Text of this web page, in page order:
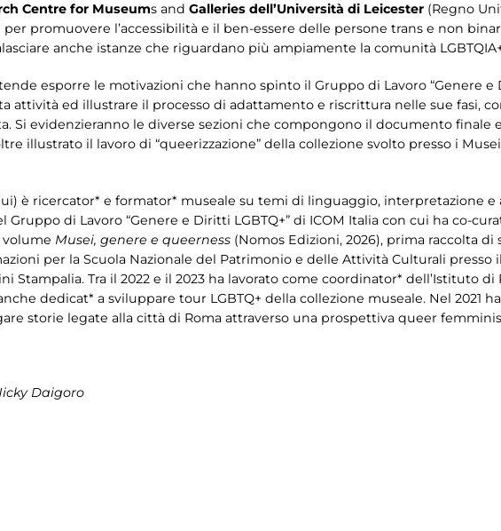
Centre for Museums and Galleries dell’Università di Leicester (Regno
promuovere l’accessibilità e il ben-essere delle persone trans e non
anche istanze che riguardano più ampiamente la comunità
esporre le motivazioni che hanno spinto il Gruppo di Lavoro “Genere e
attività ed illustrare il processo di adattamento e riscrittura nelle sue fasi,
Si evidenzieranno le diverse sezioni che compongono il documento finale
illustrato il lavoro di “queerizzazione” della collezione svolto presso i
è ricercator* e formator* museale su temi di linguaggio, interpretazione e
Gruppo di Lavoro “Genere e Diritti LGBTQ+” di ICOM Italia con cui ha co-
Musei, genere e queerness (Nomos Edizioni, 2026), prima raccolta
per la Scuola Nazionale del Patrimonio e delle Attività Culturali presso
Stampalia. Tra il 2022 e il 2023 ha lavorato come coordinator* dell’Istituto
dedicat* a sviluppare tour LGBTQ+ della collezione museale. Nel 2021
storie legate alla città di Roma attraverso una prospettiva queer
Daigoro